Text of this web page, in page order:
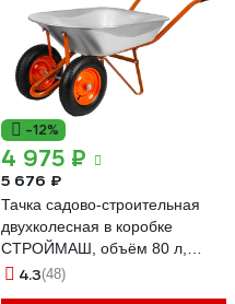
-12%
4 975 ₽
5 676 ₽
Тачка садово-строительная
двухколесная в коробке
СТРОЙМАШ, объём 80 л,
грузоподъёмность 190кг 17037
4.3(48)